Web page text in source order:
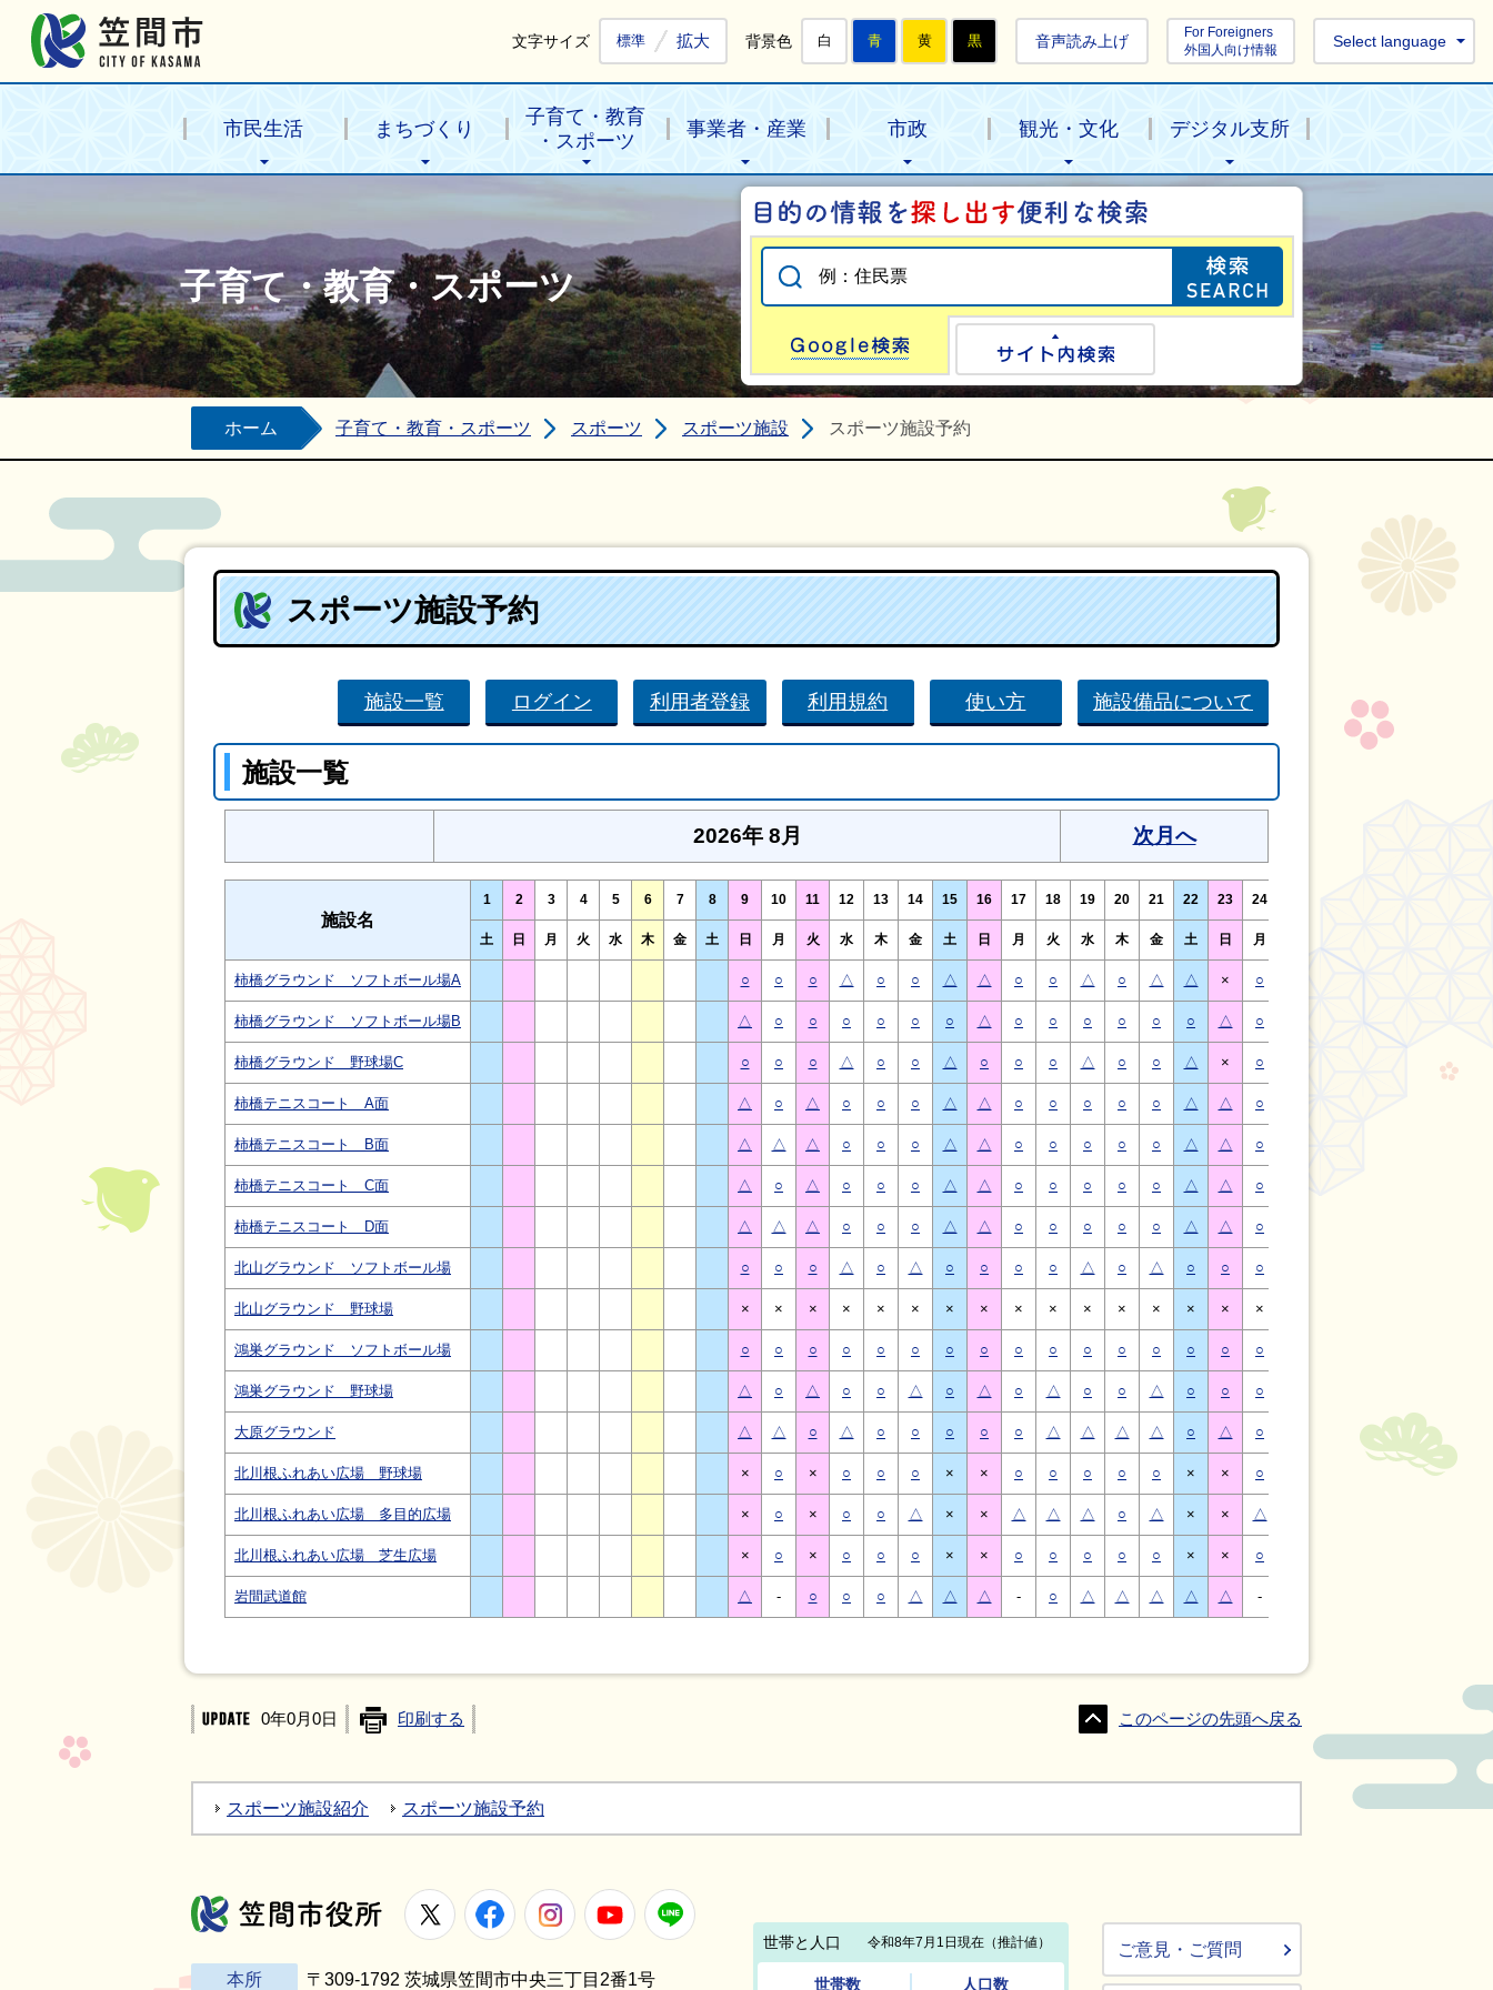
文字サイズ 標準 拡大 背景色 白 青 黄 黒 音声読み上げ
For Foreigners
外国人向け情報
Select language
市民生活 まちづくり
子育て・教育
・スポーツ
事業者・産業 市政 観光・文化 デジタル支所
子育て・教育・スポーツ
目的の情報を探
Google検索
ホーム 子育て・教育・スポーツ スポーツ スポーツ施設 スポーツ施設予約
スポーツ施設予約
施設一覧 ログイン 利用者登録 利用規約 使い方 施設備品について
施設一覧
2026年 8月 次月へ
施設名
1 2 3 4 5 6 7 8 9 10 11 12 13 14 15 16 17 18 19 20 21 22 23 24
土 日 月 火 水 木 金 土 日 月 火 水 木 金 土 日 月 火 水 木 金 土 日 月
柿橋グラウンド ソフトボール場A ○ ○ ○ △ ○ ○ △ △ ○ ○ △ ○ △ △ × ○
柿橋グラウンド ソフトボール場B △ ○ ○ ○ ○ ○ ○ △ ○ ○ ○ ○ ○ ○ △ ○ ○
柿橋グラウンド 野球場C ○ ○ ○ △ ○ ○ △ ○ ○ ○ △ ○ ○ △ × ○
柿橋テニスコート A面 △ ○ △ ○ ○ ○ △ △ ○ ○ ○ ○ ○ △ △ ○
柿橋テニスコート B面 △ △ △ ○ ○ ○ △ △ ○ ○ ○ ○ ○ △ △ ○
柿橋テニスコート C面 △ ○ △ ○ ○ ○ △ △ ○ ○ ○ ○ ○ △ △ ○
柿橋テニスコート D面 △ △ △ ○ ○ ○ △ △ ○ ○ ○ ○ ○ △ △ ○
北山グラウンド ソフトボール場 ○ ○ ○ △ ○ △ ○ ○ ○ ○ △ ○ △ ○ ○ ○
北山グラウンド 野球場 × × × × × × × × × × × × × × × ×
鴻巣グラウンド ソフトボール場 ○ ○ ○ ○ ○ ○ ○ ○ ○ ○ ○ ○ ○ ○ ○ ○
鴻巣グラウンド 野球場 △ ○ △ ○ ○ △ ○ △ ○ △ ○ ○ △ ○ ○ ○
大原グラウンド △ △ ○ △ ○ ○ ○ ○ ○ △ △ △ △ ○ △ ○ △ △ ○
北川根ふれあい広場 野球場 × ○ × ○ ○ ○ × × ○ ○ ○ ○ ○ × × ○ ×
北川根ふれあい広場 多目的広場 × ○ × ○ ○ △ × × △ △ △ ○ △ × × △
北川根ふれあい広場 芝生広場 × ○ × ○ ○ ○ × × ○ ○ ○ ○ ○ × × ○
岩間武道館 △ - ○ ○ ○ △ △ △ - ○ △ △ △ △ △ -
0年0月0日 印刷する このページの先頭へ戻る
スポーツ施設紹介 スポーツ施設予約
笠間市役所
X FacebookInstagramYoutube
本所 〒309-1792 茨城県笠間市中央三丁目2番1号
ご意見・ご質問